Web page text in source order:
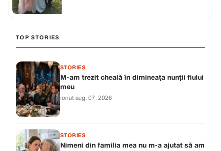
TOP STORIES
STORIES
M-am trezit cheală în dimineața nunții fiului
meu
ionut·aug. 07, 2026
STORIES
Nimeni din familia mea nu m-a ajutat să am